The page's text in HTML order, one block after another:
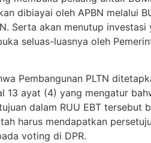
dibiayai oleh APBN melalui
Serta akan menutup
seluas-luasnya oleh
Pembangunan PLTN
13 ayat (4) yang mengatur
dalam RUU EBT
harus mendapatkan
voting di DPR.